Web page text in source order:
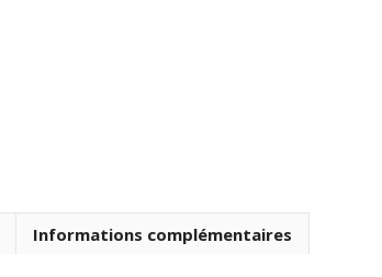
Informations complémentaires